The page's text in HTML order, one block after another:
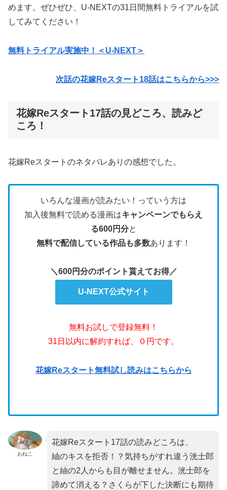
めます。ぜひぜひ、U-NEXTの31日間無料トライアルを試
してみてください！
無料トライアル実施中！＜U-NEXT＞
次話の花嫁Reスタート18話はこちらから>>>
花嫁Reスタート17話の見どころ、読みど
ころ！
花嫁Reスタートのネタバレありの感想でした。
いろんな漫画が読みたい！っていう方は
加入後無料で読める漫画はキャンペーンでもらえ
る600円分と
無料で配信している作品も多数あります！
＼600円分のポイント貰えてお得／
U-NEXT公式サイト
無料お試しで登録無料！
31日以内に解約すれば、０円です。
花嫁Reスタート無料試し読みはこちらから
おねこ
花嫁Reスタート17話の読みどころは、
紬のキスを拒否！？気持ちがすれ違う洸士郎
と紬の2人からも目が離せません。洸士郎を
諦めて消える？さくらが下した決断にも期待